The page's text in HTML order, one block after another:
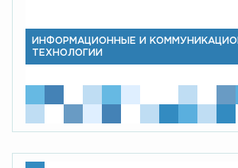
ИНФОРМАЦИОННЫЕ И
ТЕХНОЛОГИИ